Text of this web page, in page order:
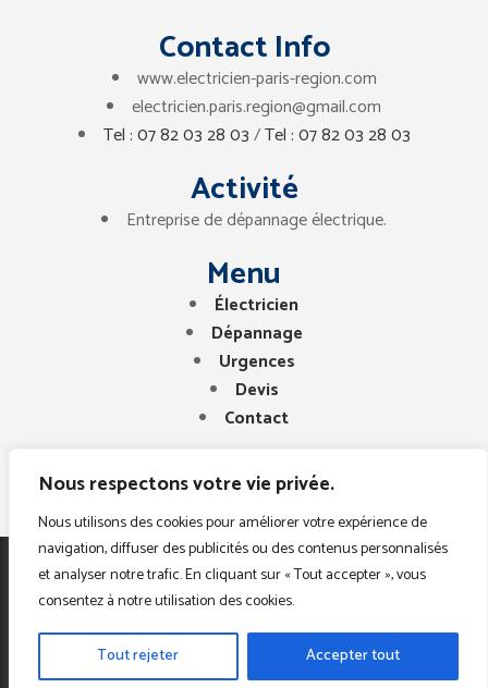
Nous respectons votre vie privée.
Nous utilisons des cookies pour améliorer votre expérience de
navigation, diffuser des publicités ou des contenus personnalisés
et analyser notre trafic. En cliquant sur « Tout accepter », vous
consentez à notre utilisation des cookies.
Tout rejeter Accepter tout
Contact Info
www.electricien-paris-region.com
electricien.paris.region@gmail.com
Tel : 07 82 03 28 03/Tel : 07 82 03 28 03
Activité
Entreprise de dépannage électrique.
Menu
Électricien
Dépannage
Urgences
Devis
Contact
Copyright © 2025. Tous droits réservés. Electricien
Paris Region
Mention Légales
Poltique De Protrction